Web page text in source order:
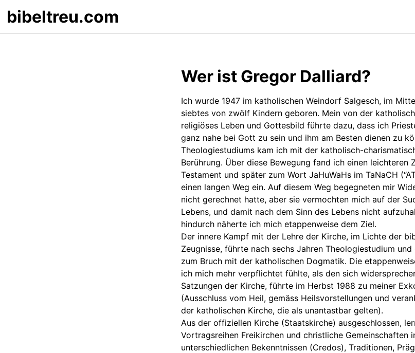
bibeltreu.com
Wer ist Gregor Dalliard?
Ich wurde 1947 im katholischen Weindorf Salgesch, im
siebtes von zwölf Kindern geboren. Mein von der
religiöses Leben und Gottesbild führte dazu, dass ich
ganz nahe bei Gott zu sein und ihm am Besten dienen zu
Theologiestudiums kam ich mit der katholisch-
Berührung. Über diese Bewegung fand ich einen leichteren
Testament und später zum Wort JaHuWaHs im TaNaCH
einen langen Weg ein. Auf diesem Weg begegneten mir
nicht gerechnet hatte, aber sie vermochten mich auf der
Lebens, und damit nach dem Sinn des Lebens nicht
hindurch näherte ich mich etappenweise dem Ziel.
Der innere Kampf mit der Lehre der Kirche, im Lichte der
Zeugnisse, führte nach sechs Jahren Theologiestudium
zum Bruch mit der katholischen Dogmatik. Die
ich mich mehr verpflichtet fühlte, als den sich
Satzungen der Kirche, führte im Herbst 1988 zu meiner
(Ausschluss vom Heil, gemäss Heilsvorstellungen und
der katholischen Kirche, die als unantastbar gelten).
Aus der offiziellen Kirche (Staatskirche) ausgeschlossen,
Vortragsreihen Freikirchen und christliche Gemeinschaften
unterschiedlichen Bekenntnissen (Credos), Traditionen,